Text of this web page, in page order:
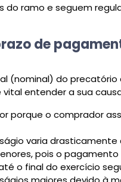
do ramo e seguem
de
(nominal) do
entender a sua
porque o comprador
varia
pois o
o final do exercício